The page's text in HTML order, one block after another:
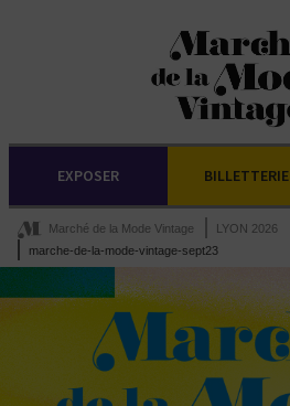
EXPOSER BILLETTERIE
Marché de la Mode Vintage
LYON 2026
marche-de-la-mode-vintage-sept23